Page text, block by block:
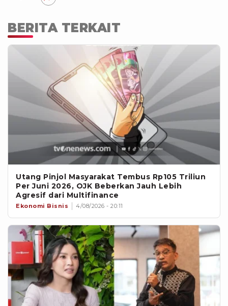
BERITA TERKAIT
Utang Pinjol Masyarakat Tembus Rp105 Triliun
Per Juni 2026, OJK Beberkan Jauh Lebih
Agresif dari Multifinance
Ekonomi Bisnis 4/08/2026 - 20:11